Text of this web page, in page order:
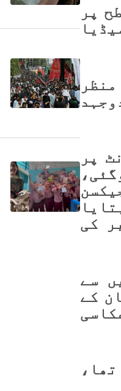
پر
پر
بتایا
کی
میں سے
کے
کیا گیا تھا،